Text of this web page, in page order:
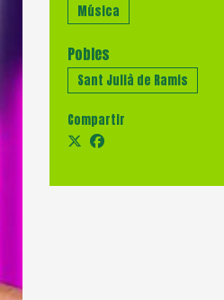
Música
Pobles
Sant Julià de Ramis
Compartir